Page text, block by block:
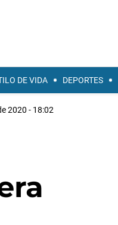
DE VIDA DEPORTES
2020 - 18:02